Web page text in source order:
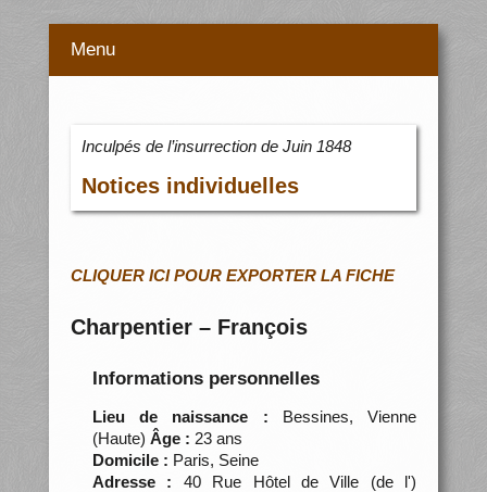
Menu
Inculpés de l’insurrection de Juin 1848
Notices individuelles
CLIQUER ICI POUR EXPORTER LA FICHE
Charpentier – François
Informations personnelles
Lieu de naissance : Bessines, Vienne
(Haute) Âge : 23 ans
Domicile : Paris, Seine
Adresse : 40 Rue Hôtel de Ville (de l')